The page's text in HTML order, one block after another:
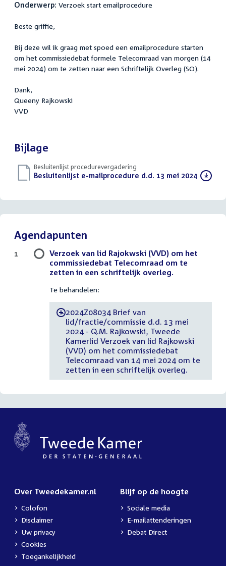
Onderwerp: Verzoek start emailprocedure
Beste griffie,
Bij deze wil ik graag met spoed een emailprocedure starten
om het commissiedebat formele Telecomraad van morgen (14
mei 2024) om te zetten naar een Schriftelijk Overleg (SO).
Dank,
Queeny Rajkowski
VVD
Bijlage
Besluitenlijst procedurevergadering
Download
Besluitenlijst e-mailprocedure d.d. 13 mei 2024(PDF)
Agendapunten
Verzoek van lid Rajokwski (VVD) om het
commissiedebat Telecomraad om te
zetten in een schriftelijk overleg.
Te behandelen:
-2024Z08034 Brief van
lid/fractie/commissie d.d. 13 mei
2024 - Q.M. Rajkowski, Tweede
Kamerlid Verzoek van lid Rajkowski
(VVD) om het commissiedebat
Telecomraad van 14 mei 2024 om te
zetten in een schriftelijk overleg.
1
Over Tweedekamer.nl
Colofon
Disclaimer
Uw privacy
Cookies
Toegankelijkheid
Blijf op de hoogte
Sociale media
E-mailattenderingen
Debat Direct